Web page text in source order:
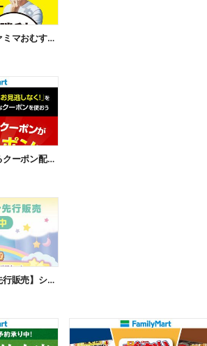
【おトク】大谷選手ファミマおむすび割
【おトク】お店で使えるクーポン配信中
【ファミマオンライン先行販売】シルバニアファミリー